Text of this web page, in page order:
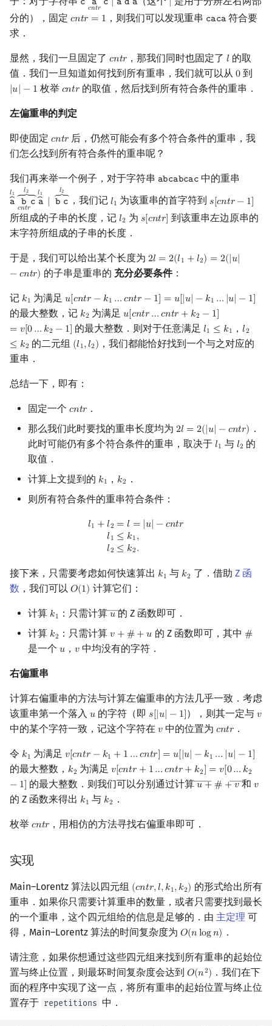
𝚌 𝚊
𝑐𝑛𝑡𝑟 𝚌 | 𝚊 𝚍 𝚊
c cntr a da |
分的），固定 𝑐𝑛𝑡𝑟 = 1
cntr =1 ，则我们可以发现重串 𝚌𝚊𝚌𝚊
caca符合要
求．
显然，我们一旦固定了 𝑐𝑛𝑡𝑟
cntr ，那我们同时也固定了𝑙l 的取
值．我们一旦知道如何找到所有重串，我们就可以从 0
0 到
|𝑢| − 1
|u −1 枚举 𝑐𝑛𝑡𝑟
cntr 的取值，然后找到所有符合条件的重串．
左偏重串的判定
即使固定 𝑐𝑛𝑡𝑟
cntr 后，仍然可能会有多个符合条件的重串，我
们怎么找到所有符合条件的重串呢？
我们再来举一个例子，对于字符串 𝚊𝚋𝚌𝚊𝚋𝚌𝚊𝚌
abcabcac 中的重串
𝑙1
⏞
𝚊
𝑙2
⏞
𝚋
𝑐𝑛𝑡𝑟𝚌
𝑙1
⏞
𝚊 |
𝑙2
⏞
𝚋 𝚌
a l1 bcntr c⏞ l2 a ⏞l1| bc⏞ l2
，我们记 𝑙1
l1 为该重串的首字符到 𝑠[𝑐𝑛𝑡𝑟− 1]
s [cntr−1]
所组成的子串的长度，记 𝑙2
l2 为 𝑠[𝑐𝑛𝑡𝑟]
s[ cntr] 到该重串左边原串的
末字符所组成的子串的长度．
于是，我们可以给出某个长度为 2𝑙 = 2(𝑙1 +𝑙2) = 2(|𝑢|
−𝑐𝑛𝑡𝑟)
2l =2 l1+l 2)= 2(| u| −cntr
的子串是重串的 充分必要条件：
记 𝑘1
k1 为满足𝑢[𝑐𝑛𝑡𝑟 − 𝑘1 …𝑐𝑛𝑡𝑟 − 1] = 𝑢[|𝑢| − 𝑘1 … |𝑢| − 1]
u [cntr−k1… cntr−1]=u[ |u |− k1 …| u|− 1]
的最大整数，记 𝑘2
k2 为满足𝑢[𝑐𝑛𝑡𝑟…𝑐𝑛𝑡𝑟 + 𝑘2 − 1]
= 𝑣[0… 𝑘2 − 1]
u [cntr…cntr+k2−1] =v[ 0
的最大整数．则对于任意满足𝑙1 ≤ 𝑘1
l1 ≤k 1 ，𝑙2
≤ 𝑘2
l2
的二元组 (𝑙1,𝑙2)
(l1,l2) ，我们都能恰好找到一个与之对应的
重串．
总结一下，即有：
固定一个 𝑐𝑛𝑡𝑟
cntr ．
那么我们此时要找的重串长度均为 2𝑙 = 2(|𝑢| −𝑐𝑛𝑡𝑟)
2l =2 |u |− cntr)
．
此时可能仍有多个符合条件的重串，取决于 𝑙1
l1 与 𝑙2
l2 的
取值．
计算上文提到的 𝑘1
k1 ， 𝑘2
k2 ．
则所有符合条件的重串符合条件：
𝑙1 +𝑙2 = 𝑙 = |𝑢| −𝑐𝑛𝑡𝑟
𝑙1 ≤ 𝑘1,
𝑙2 ≤ 𝑘2.
+l2 =l =| u|−cntr l1 ≤k1,l2≤k
接下来，只需要考虑如何快速算出 𝑘1
k1 与 𝑘2
k2 了．借助 Z 函
数 ，我们可以 𝑂(1)
O(1) 计算它们：
计算 𝑘1
k1 ：只需计算――
𝑢
u ―
的 Z 函数即可．
计算 𝑘2
k2 ：只需计算𝑣 + #+𝑢
v +# +u 的 Z 函数即可，其中 #
#
是一个 𝑢
u ，𝑣
v中均没有的字符．
右偏重串
计算右偏重串的方法与计算左偏重串的方法几乎一致．考虑
该重串第一个落入 𝑢
u 的字符（即 𝑠[|𝑢| − 1]
s[ |u −1 ] ），则其一定与𝑣
v
中的某个字符一致，记这个字符在 𝑣
v中的位置为 𝑐𝑛𝑡𝑟
cntr ．
令 𝑘1
k1 为满足𝑣[𝑐𝑛𝑡𝑟 − 𝑘1 + 1 …𝑐𝑛𝑡𝑟] = 𝑢[|𝑢| − 𝑘1 … |𝑢| − 1]
v[cntr−k1+1 …cntr ]=u[|u |− k1…| u|−1]
的最大整数， 𝑘2
k2 为满足𝑣[𝑐𝑛𝑡𝑟 + 1…𝑐𝑛𝑡𝑟+ 𝑘2] = 𝑣[0… 𝑘2
− 1]
v[cntr+1…cntr+k2 ]=v[0…k 2−1]
的最大整数．则我们可以分别通过计算――
𝑢 + # +――
𝑣
u ―+ #+v― 和 𝑣
v
的 Z 函数来得出 𝑘1
k1 与 𝑘2
k2 ．
枚举 𝑐𝑛𝑡𝑟
cntr ，用相仿的方法寻找右偏重串即可．
实现
Main–Lorentz 算法以四元组 (𝑐𝑛𝑡𝑟,𝑙,𝑘1,𝑘2)
(cntr,l,k 1,k2)
的形式给出所有
重串．如果你只需要计算重串的数量，或者只需要找到最长
的一个重串，这个四元组给的信息是足够的．由 主定理 可
得，Main–Lorentz 算法的时间复杂度为 𝑂(𝑛log𝑛)
O(nlogn) ．
请注意，如果你想通过这些四元组来找到所有重串的起始位
置与终止位置，则最坏时间复杂度会达到 𝑂(𝑛2)
O(n2) ．我们在下
面的程序中实现了这一点，将所有重串的起始位置与终止位
置存于 repetitions 中．